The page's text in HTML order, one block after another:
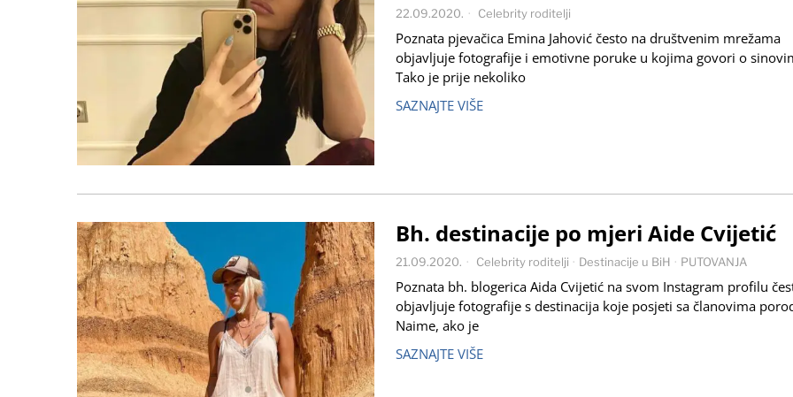
22.09.2020. Celebrity roditelji
Poznata pjevačica Emina Jahović često na društvenim mrežama
objavljuje fotografije i emotivne poruke u kojima govori o
Tako je prije nekoliko
SAZNAJTE VIŠE
Bh. destinacije po mjeri Aide Cvijetić
21.09.2020. Celebrity roditelji · Destinacije u BiH · PUTOVANJA
Poznata bh. blogerica Aida Cvijetić na svom Instagram profilu
objavljuje fotografije s destinacija koje posjeti sa članovima
Naime, ako je
SAZNAJTE VIŠE